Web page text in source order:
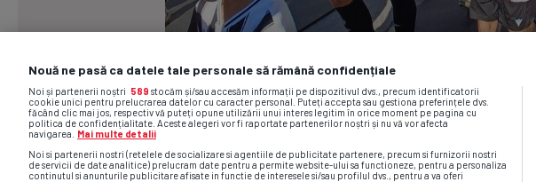
Nouă ne pasă ca datele tale personale să rămână confidențiale
Noi și partenerii noștri 589 stocăm și/sau accesăm informații pe dispozitivul dvs., precum identificatorii
cookie unici pentru prelucrarea datelor cu caracter personal. Puteți accepta sau gestiona preferințele dvs.
făcând clic mai jos, respectiv vă puteți opune utilizării unui interes legitim în orice moment pe pagina cu
politica de confidențialitate. Aceste alegeri vor fi raportate partenerilor noștri și nu vă vor afecta
navigarea.
Mai multe detalii
Noi si partenerii nostri (retelele de socializare si agentiile de publicitate partenere, precum si furnizorii nostri
de servicii de date analitice) prelucram date pentru a permite website-ului sa functioneze, pentru a personaliza
continutul si anunturile publicitare afisate in functie de interesele si/sau profilul dvs., pentru a va oferi